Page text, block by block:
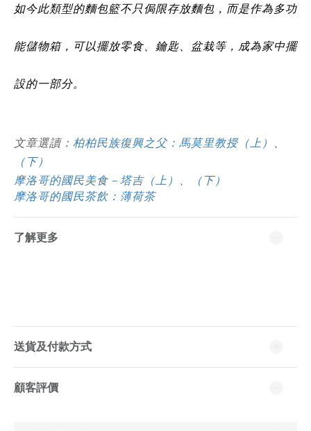
如今此類型的麵包籃不只侷限存放麵包，而是作為多功
能儲物箱，可以擺放零食、鑰匙、盆栽等，成為家中擺
設的一部分。
文章選讀： 柏柏民族復興之父：馬莫里教授（上）
（下）
摩洛哥的國民美食－塔吉（上）
、
（下）
摩洛哥的國民茶飲：薄荷茶
了解更多
送貨及付款方式
顧客評價